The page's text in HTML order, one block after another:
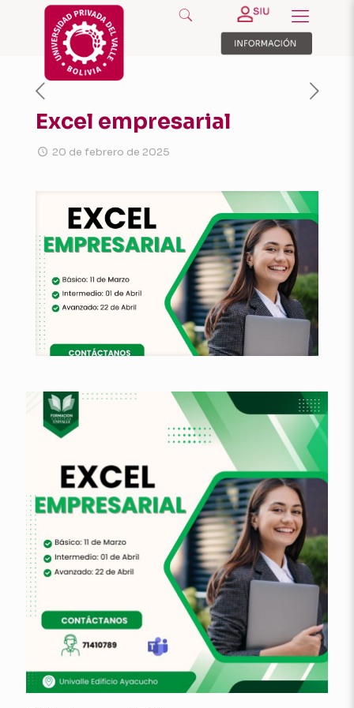
Excel empresarial
20 de febrero de 2025